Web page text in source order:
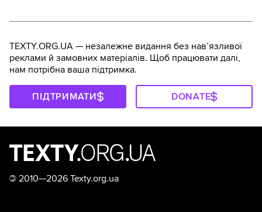
TEXTY.ORG.UA — незалежне видання без навʼязливої
реклами й замовних матеріалів. Щоб працювати далі,
нам потрібна ваша підтримка.
ПІДТРИМАТИ DONATE
© 2010—2026 Texty.org.ua